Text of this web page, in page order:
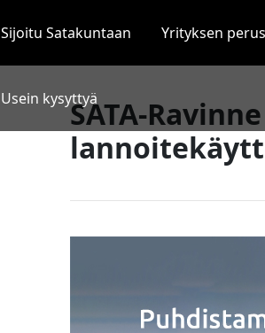
Sijoitu Satakuntaan Yrityksen
Usein kysyttyäSATA-